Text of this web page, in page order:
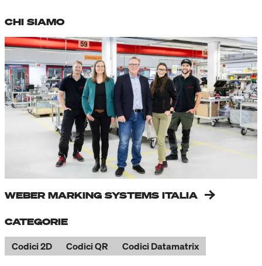
CHI SIAMO
WEBER MARKING SYSTEMS ITALIA
CATEGORIE
Codici 2D
Codici QR Codici Datamatrix